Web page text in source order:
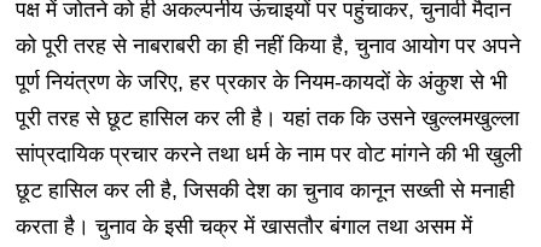
पक्ष में जोतने को ही अकल्पनीय ऊंचाइयों पर पहुंचाकर, चुनावी मैदान
को पूरी तरह से नाबराबरी का ही नहीं किया है, चुनाव आयोग पर अपने
पूर्ण नियंत्रण के जरिए, हर प्रकार के नियम-कायदों के अंकुश से भी
पूरी तरह से छूट हासिल कर ली है। यहां तक कि उसने खुल्लमखुल्ला
सांप्रदायिक प्रचार करने तथा धर्म के नाम पर वोट मांगने की भी खुली
छूट हासिल कर ली है, जिसकी देश का चुनाव कानून सख्ती से मनाही
करता है। चुनाव के इसी चक्र में खासतौर बंगाल तथा असम में